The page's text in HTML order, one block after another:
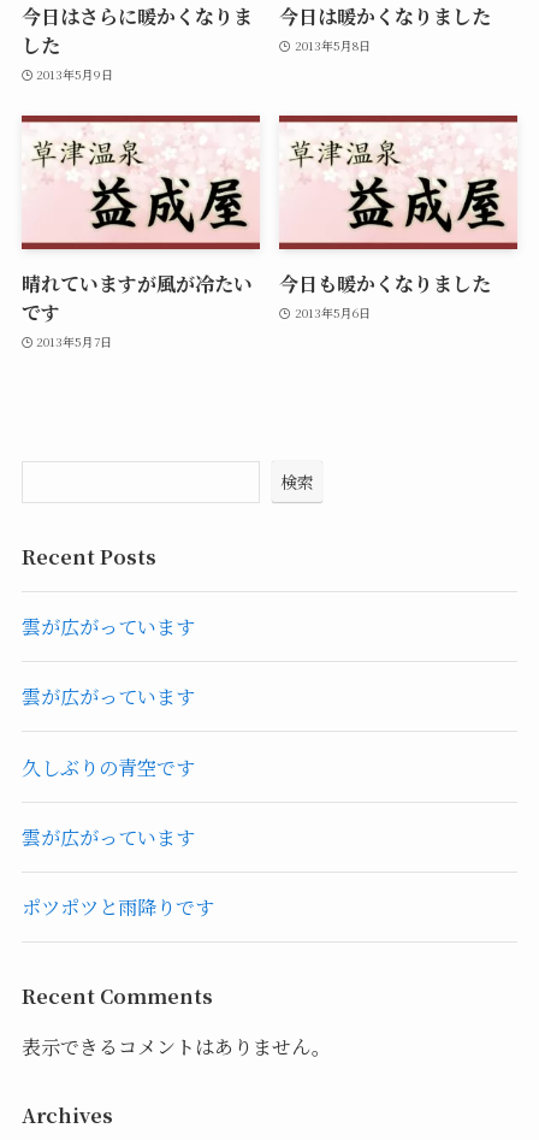
今日はさらに暖かくなりま
した
2013年5月9日
今日は暖かくなりました
2013年5月8日
晴れていますが風が冷たい
です
2013年5月7日
今日も暖かくなりました
2013年5月6日
検索
Recent Posts
雲が広がっています
雲が広がっています
久しぶりの青空です
雲が広がっています
ポツポツと雨降りです
Recent Comments
表示できるコメントはありません。
Archives